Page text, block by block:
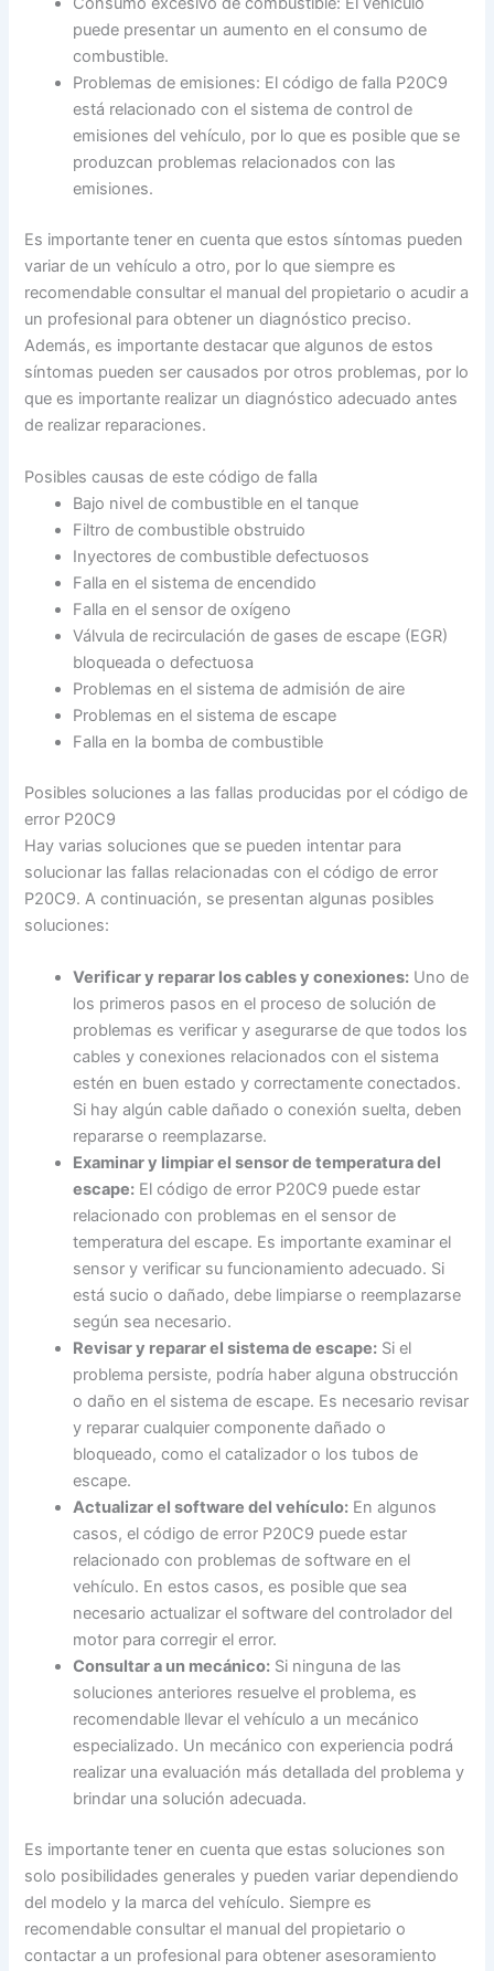
puede presentar un aumento en el consumo de
combustible.
Problemas de emisiones: El código de falla P20C9
está relacionado con el sistema de control de
emisiones del vehículo, por lo que es posible que se
produzcan problemas relacionados con las
emisiones.
Es importante tener en cuenta que estos síntomas pueden
variar de un vehículo a otro, por lo que siempre es
recomendable consultar el manual del propietario o acudir a
un profesional para obtener un diagnóstico preciso.
Además, es importante destacar que algunos de estos
síntomas pueden ser causados por otros problemas, por lo
que es importante realizar un diagnóstico adecuado antes
de realizar reparaciones.
Posibles causas de este código de falla
Bajo nivel de combustible en el tanque
Filtro de combustible obstruido
Inyectores de combustible defectuosos
Falla en el sistema de encendido
Falla en el sensor de oxígeno
Válvula de recirculación de gases de escape (EGR)
bloqueada o defectuosa
Problemas en el sistema de admisión de aire
Problemas en el sistema de escape
Falla en la bomba de combustible
Posibles soluciones a las fallas producidas por el código de
error P20C9
Hay varias soluciones que se pueden intentar para
solucionar las fallas relacionadas con el código de error
P20C9. A continuación, se presentan algunas posibles
soluciones:
Verificar y reparar los cables y conexiones: Uno de
los primeros pasos en el proceso de solución de
problemas es verificar y asegurarse de que todos los
cables y conexiones relacionados con el sistema
estén en buen estado y correctamente conectados.
Si hay algún cable dañado o conexión suelta, deben
repararse o reemplazarse.
Examinar y limpiar el sensor de temperatura del
escape: El código de error P20C9 puede estar
relacionado con problemas en el sensor de
temperatura del escape. Es importante examinar el
sensor y verificar su funcionamiento adecuado. Si
está sucio o dañado, debe limpiarse o reemplazarse
según sea necesario.
Revisar y reparar el sistema de escape: Si el
problema persiste, podría haber alguna obstrucción
o daño en el sistema de escape. Es necesario revisar
y reparar cualquier componente dañado o
bloqueado, como el catalizador o los tubos de
escape.
Actualizar el software del vehículo: En algunos
casos, el código de error P20C9 puede estar
relacionado con problemas de software en el
vehículo. En estos casos, es posible que sea
necesario actualizar el software del controlador del
motor para corregir el error.
Consultar a un mecánico: Si ninguna de las
soluciones anteriores resuelve el problema, es
recomendable llevar el vehículo a un mecánico
especializado. Un mecánico con experiencia podrá
realizar una evaluación más detallada del problema y
brindar una solución adecuada.
Es importante tener en cuenta que estas soluciones son
solo posibilidades generales y pueden variar dependiendo
del modelo y la marca del vehículo. Siempre es
recomendable consultar el manual del propietario o
contactar a un profesional para obtener asesoramiento